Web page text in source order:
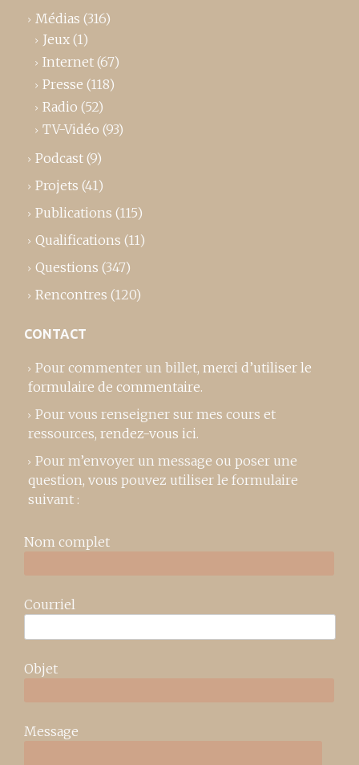
Médias (316)
Jeux (1)
Internet (67)
Presse (118)
Radio (52)
TV-Vidéo (93)
Podcast (9)
Projets (41)
Publications (115)
Qualifications (11)
Questions (347)
Rencontres (120)
CONTACT
Pour commenter un billet, merci d’utiliser le
formulaire de commentaire.
Pour vous renseigner sur mes cours et
ressources, rendez-vous ici.
Pour m’envoyer un message ou poser une
question, vous pouvez utiliser le formulaire
suivant :
Nom complet
Courriel
Objet
Message